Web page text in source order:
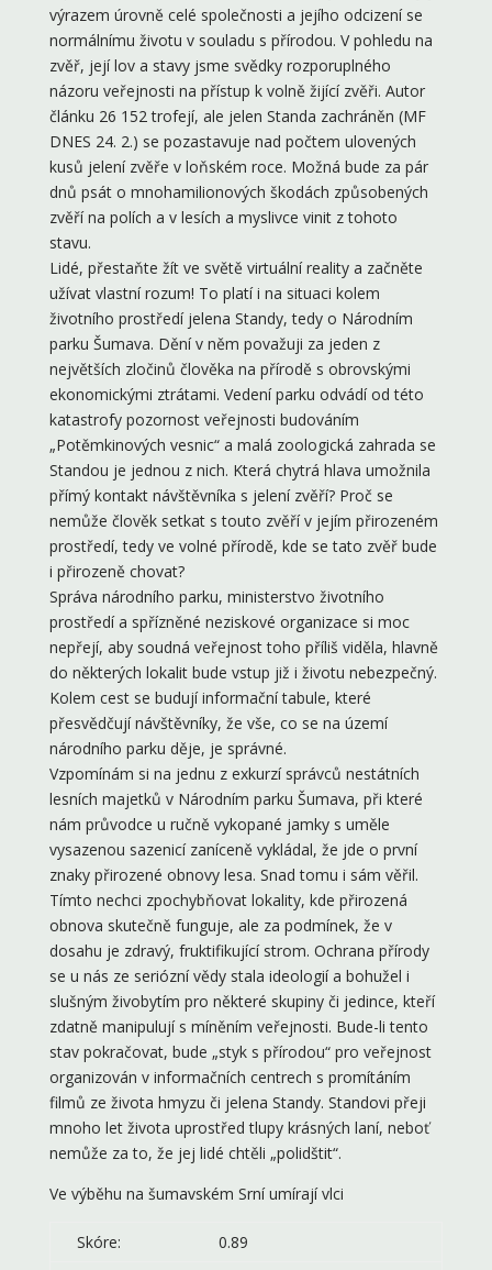
výrazem úrovně celé společnosti a jejího odcizení se
normálnímu životu v souladu s přírodou. V pohledu na
zvěř, její lov a stavy jsme svědky rozporuplného
názoru veřejnosti na přístup k volně žijící zvěři. Autor
článku 26 152 trofejí, ale jelen Standa zachráněn (MF
DNES 24. 2.) se pozastavuje nad počtem ulovených
kusů jelení zvěře v loňském roce. Možná bude za pár
dnů psát o mnohamilionových škodách způsobených
zvěří na polích a v lesích a myslivce vinit z tohoto
stavu.
Lidé, přestaňte žít ve světě virtuální reality a začněte
užívat vlastní rozum! To platí i na situaci kolem
životního prostředí jelena Standy, tedy o Národním
parku Šumava. Dění v něm považuji za jeden z
největších zločinů člověka na přírodě s obrovskými
ekonomickými ztrátami. Vedení parku odvádí od této
katastrofy pozornost veřejnosti budováním
„Potěmkinových vesnic“ a malá zoologická zahrada se
Standou je jednou z nich. Která chytrá hlava umožnila
přímý kontakt návštěvníka s jelení zvěří? Proč se
nemůže člověk setkat s touto zvěří v jejím přirozeném
prostředí, tedy ve volné přírodě, kde se tato zvěř bude
i přirozeně chovat?
Správa národního parku, ministerstvo životního
prostředí a spřízněné neziskové organizace si moc
nepřejí, aby soudná veřejnost toho příliš viděla, hlavně
do některých lokalit bude vstup již i životu nebezpečný.
Kolem cest se budují informační tabule, které
přesvědčují návštěvníky, že vše, co se na území
národního parku děje, je správné.
Vzpomínám si na jednu z exkurzí správců nestátních
lesních majetků v Národním parku Šumava, při které
nám průvodce u ručně vykopané jamky s uměle
vysazenou sazenicí zaníceně vykládal, že jde o první
znaky přirozené obnovy lesa. Snad tomu i sám věřil.
Tímto nechci zpochybňovat lokality, kde přirozená
obnova skutečně funguje, ale za podmínek, že v
dosahu je zdravý, fruktifikující strom. Ochrana přírody
se u nás ze seriózní vědy stala ideologií a bohužel i
slušným živobytím pro některé skupiny či jedince, kteří
zdatně manipulují s míněním veřejnosti. Bude-li tento
stav pokračovat, bude „styk s přírodou“ pro veřejnost
organizován v informačních centrech s promítáním
filmů ze života hmyzu či jelena Standy. Standovi přeji
mnoho let života uprostřed tlupy krásných laní, neboť
nemůže za to, že jej lidé chtěli „polidštit“.
Ve výběhu na šumavském Srní umírají vlci
Skóre: 0.89